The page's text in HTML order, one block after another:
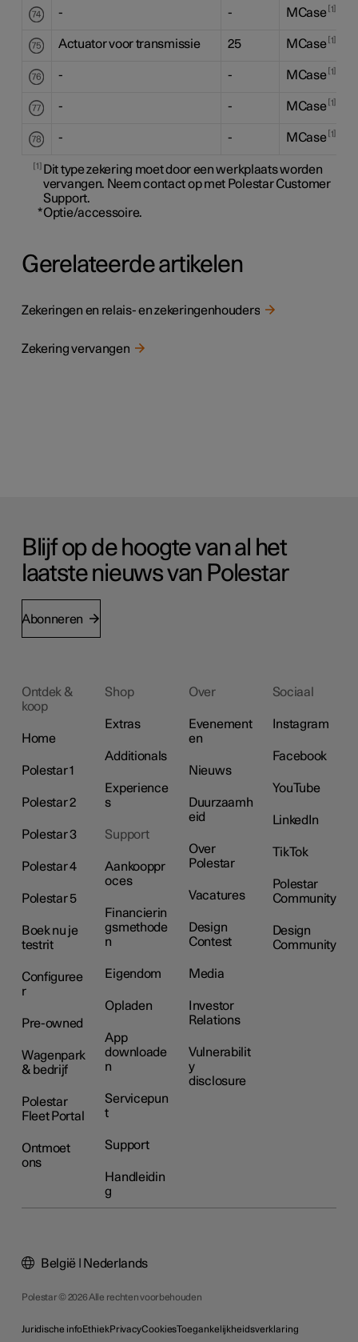
- - MCase 1
Actuator voor transmissie 25 MCase 1
- - MCase 1
- - MCase 1
- - MCase 1
1
Dit type zekering moet door een werkplaats worden
vervangen. Neem contact op met Polestar Customer
Support.
*Optie/accessoire.
Gerelateerde artikelen
Zekeringen en relais- en zekeringenhouders
Zekering vervangen
Blijf op de hoogte van al het
laatste nieuws van Polestar
Abonneren
Ontdek &
koop
Home
Polestar 1
Polestar 2
Polestar 3
Polestar 4
Polestar 5
Boek nu je
testrit
Configuree
r
Pre-owned
Wagenpark
& bedrijf
Polestar
Fleet Portal
Ontmoet
ons
Shop
Extras
Additionals
Experience
s
Support
Aankooppr
oces
Financierin
gsmethode
n
Eigendom
Opladen
App
downloade
n
Servicepun
t
Support
Handleidin
g
Over
Evenement
en
Nieuws
Duurzaamh
eid
Over
Polestar
Vacatures
Design
Contest
Media
Investor
Relations
Vulnerabilit
y
disclosure
Sociaal
Instagram
Facebook
YouTube
LinkedIn
TikTok
Polestar
Community
Design
Community
Polestar © 2026 Alle rechten voorbehouden
Juridische infoEthiekPrivacyCookiesToegankelijkheidsverklaring
België | Nederlands